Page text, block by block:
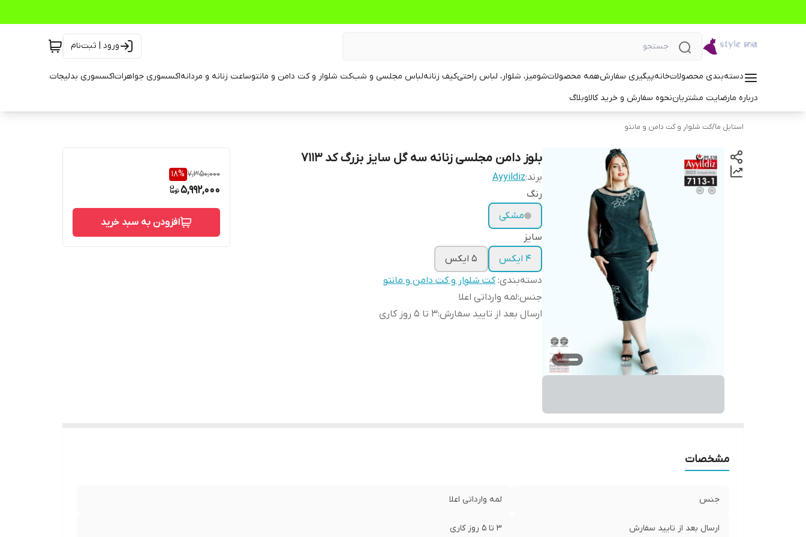
ورود | ثبت‌نام
دسته‌بندی محصولاتخانهپیگیری سفارشهمه محصولاتشومیز، شلوار، لباس راحتیکیف زنانهلباس مجلسی و شبکت شلوار و کت دامن و مانتوساعت زنانه و مردانهاکسسوری جواهراتاکسسوری بدلیجات
درباره مارضایت مشتریاننحوه سفارش و خرید کالاوبلاگ
استایل ما/کت شلوار و کت دامن و مانتو
بلوز دامن مجلسی زنانه سه گل سایز بزرگ کد 7113
برند:Ayyildiz
رنگ
مشکی
سایز
4 ایکس
5 ایکس
دسته‌بندی:کت شلوار و کت دامن و مانتو
جنس:لمه وارداتی اعلا
ارسال بعد از تایید سفارش:3 تا 5 روز کاری
7,350,000
18%
5,992,000
افزودن به سبد خرید
مشخصات
جنس لمه وارداتی اعلا
ارسال بعد از تایید سفارش 3 تا 5 روز کاری